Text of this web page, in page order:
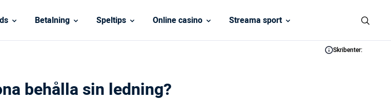
Betalning Speltips Online casino Streama sport
Skribenter:
behålla sin ledning?